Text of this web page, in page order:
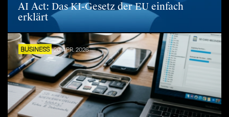
AI Act: Das KI-Gesetz der EU einfach
erklärt
BUSINESS 20. APR. 2026